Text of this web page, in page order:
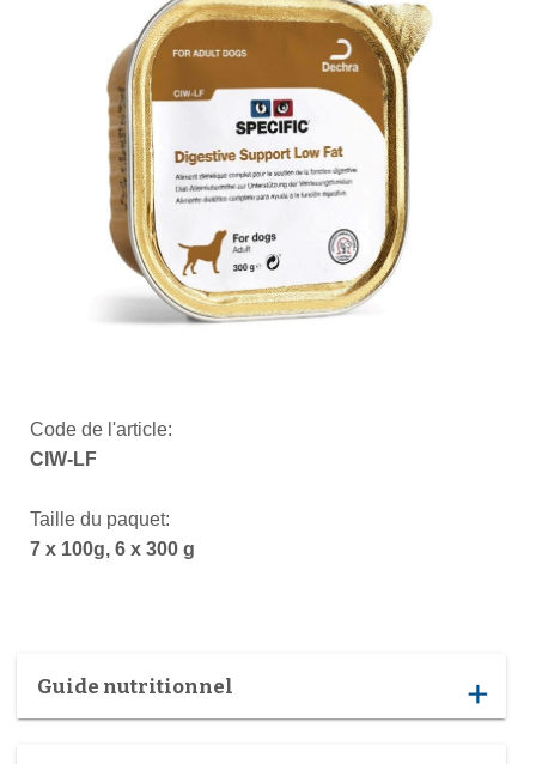
Code de l'article:
CIW-LF
Taille du paquet:
7 x 100g, 6 x 300 g
Guide nutritionnel add